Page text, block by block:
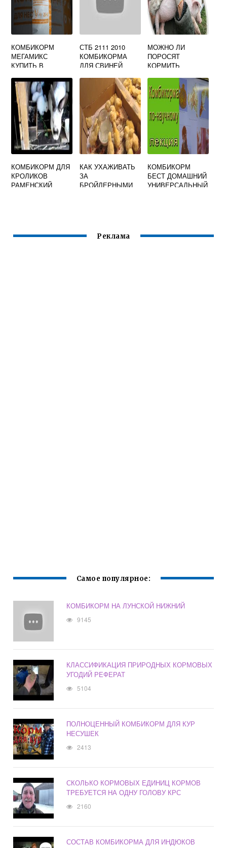
КОМБИКОРМ
МЕГАМИКС
КУПИТЬ В
ОБЛАСТИ НА
ОФИЦИАЛЬНОМ
САЙТЕ
СТБ 2111 2010
КОМБИКОРМА
ДЛЯ СВИНЕЙ
ТЕХНИЧЕСКИЕ
УСЛОВИЯ
МОЖНО ЛИ
ПОРОСЯТ
КОРМИТЬ
КОМБИКОРМ ДЛЯ
КРОЛИКОВ
РАМЕНСКИЙ
КАК УХАЖИВАТЬ
ЗА
БРОЙЛЕРНЫМИ
КОМБИКОРМ
БЕСТ ДОМАШНИЙ
УНИВЕРСАЛЬНЫЙ
Реклама
Самое популярное:
КОМБИКОРМ НА ЛУНСКОЙ НИЖНИЙ
9145
КЛАССИФИКАЦИЯ ПРИРОДНЫХ КОРМОВЫХ
УГОДИЙ РЕФЕРАТ
5104
ПОЛНОЦЕННЫЙ КОМБИКОРМ ДЛЯ КУР
НЕСУШЕК
2413
СКОЛЬКО КОРМОВЫХ ЕДИНИЦ КОРМОВ
ТРЕБУЕТСЯ НА ОДНУ ГОЛОВУ КРС
2160
СОСТАВ КОМБИКОРМА ДЛЯ ИНДЮКОВ